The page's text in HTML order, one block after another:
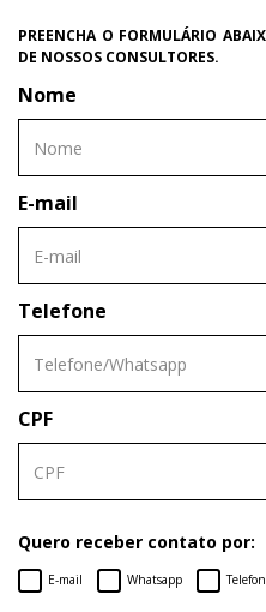
PREENCHA O FORMULÁRIO
DE NOSSOS CONSULTORES.
Nome
E-mail
Telefone
CPF
Quero receber contato por:
E-mail Whatsapp